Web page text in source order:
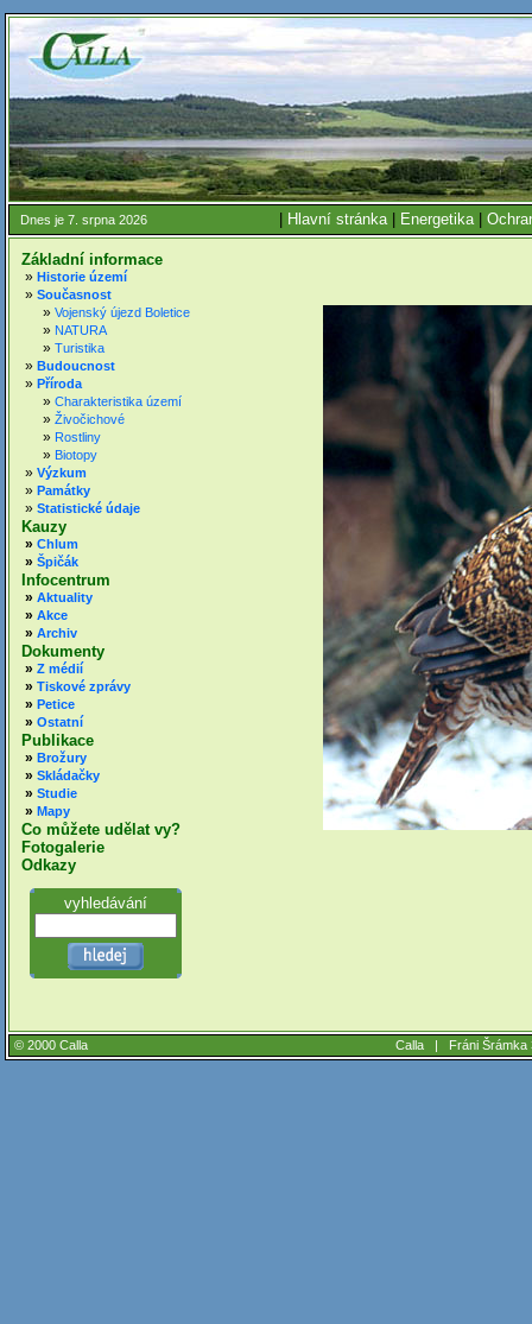
Dnes je 7. srpna 2026 Hlavní stránka| Energetika|
Základní informace
» Historie území
» Současnost
» Vojenský újezd Boletice
» NATURA
» Turistika
» Budoucnost
» Příroda
» Charakteristika území
» Živočichové
» Rostliny
» Biotopy
» Výzkum
» Památky
» Statistické údaje
Kauzy
» Chlum
» Špičák
Infocentrum
» Aktuality
» Akce
» Archiv
Dokumenty
» Z médií
» Tiskové zprávy
» Petice
» Ostatní
Publikace
» Brožury
» Skládačky
» Studie
» Mapy
Co můžete udělat vy?
Fotogalerie
Odkazy
vyhledávání
© 2000 Calla Calla | Fráni Šrámka